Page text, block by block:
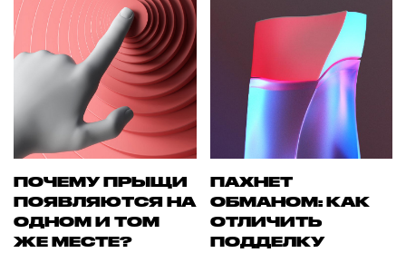
ПОЧЕМУ ПРЫЩИ
ПОЯВЛЯЮТСЯ НА
ОДНОМ И ТОМ
ЖЕ МЕСТЕ?
ПАХНЕТ
ОБМАНОМ: КАК
ОТЛИЧИТЬ
ПОДДЕЛКУ